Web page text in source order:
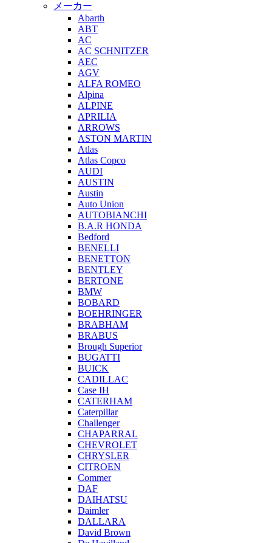
メーカー
Abarth
ABT
AC
AC SCHNITZER
AEC
AGV
ALFA ROMEO
Alpina
ALPINE
APRILIA
ARROWS
ASTON MARTIN
Atlas
Atlas Copco
AUDI
AUSTIN
Austin
Auto Union
AUTOBIANCHI
B.A.R HONDA
Bedford
BENELLI
BENETTON
BENTLEY
BERTONE
BMW
BOBARD
BOEHRINGER
BRABHAM
BRABUS
Brough Superior
BUGATTI
BUICK
CADILLAC
Case IH
CATERHAM
Caterpillar
Challenger
CHAPARRAL
CHEVROLET
CHRYSLER
CITROEN
Commer
DAF
DAIHATSU
Daimler
DALLARA
David Brown